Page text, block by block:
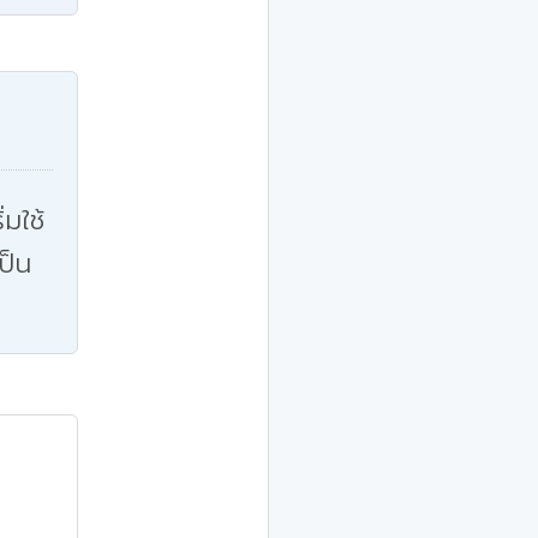
ใช้
น